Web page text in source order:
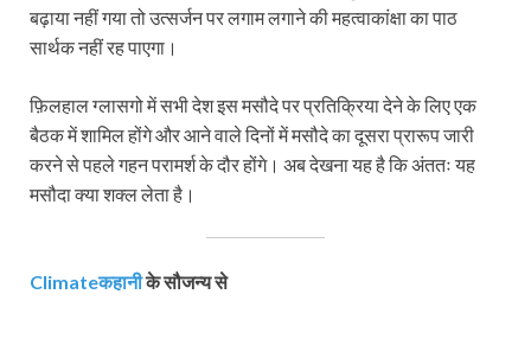
बढ़ाया नहीं गया तो उत्सर्जन पर लगाम लगाने की महत्वाकांक्षा का पाठ
सार्थक नहीं रह पाएगा।
फ़िलहाल ग्लासगो में सभी देश इस मसौदे पर प्रतिक्रिया देने के लिए एक
बैठक में शामिल होंगे और आने वाले दिनों में मसौदे का दूसरा प्रारूप जारी
करने से पहले गहन परामर्श के दौर होंगे। अब देखना यह है कि अंततः यह
मसौदा क्या शक्ल लेता है।
Climateकहानीके सौजन्य से